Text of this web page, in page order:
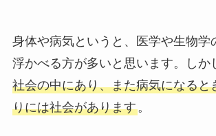
身体や病気というと、医学や生物学
浮かべる方が多いと思います。しか
社会の中にあり、また病気になると
りには社会があります。